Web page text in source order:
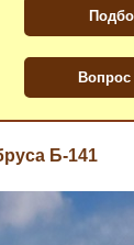
Б-141